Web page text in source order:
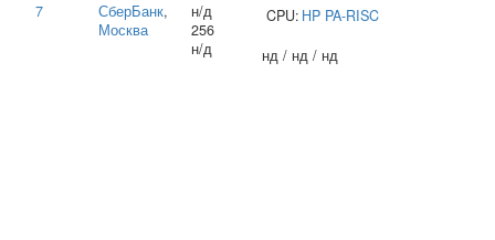
7
СберБанк,
Москва
н/д
256
н/д
CPU: HP PA-RISC
нд / нд / нд